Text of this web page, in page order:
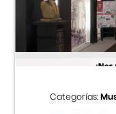
Centro
Museo de la
Categorías: